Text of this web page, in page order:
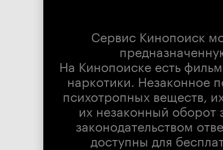
Сервис Кинопоиск
На Кинопоиске есть
наркотики. Незаконное
психотропных веществ,
их незаконный оборот
законодательством
доступны для